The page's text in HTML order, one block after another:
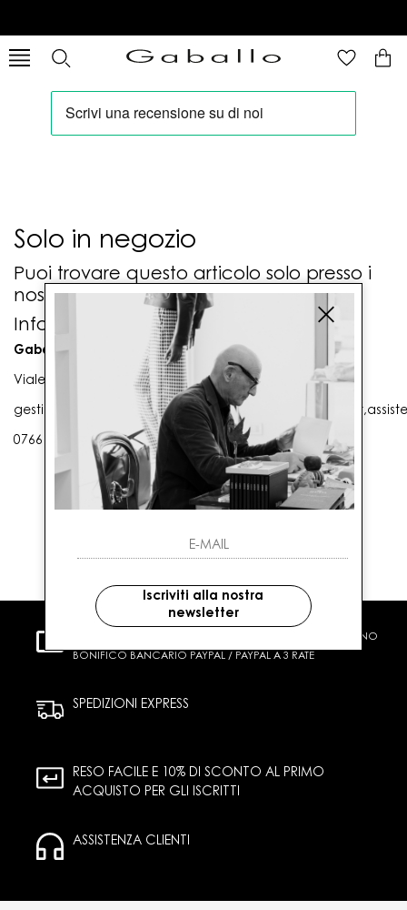
Solo in negozio
Puoi trovare questo articolo solo presso i
nostri punti vendita:
Info contatti
Gaballo Mario srl
Viale G. Matteotti n. 23 00053 Civitavecchia (RM)
0766 25656
CARTA DI CREDITO CONTRASSEGNO
BONIFICO BANCARIO PAYPAL / PAYPAL A 3 RATE
SPEDIZIONI EXPRESS
RESO FACILE E 10% DI SCONTO AL PRIMO
ACQUISTO PER GLI ISCRITTI
ASSISTENZA CLIENTI
Iscriviti alla nostra
newsletter